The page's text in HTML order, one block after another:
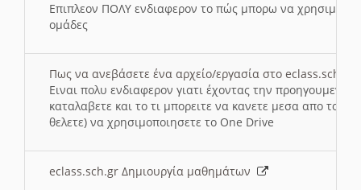
Επιπλεον ΠΟΛΥ ενδιαφερον το πώς μπορω να
ομάδες
Πως να ανεβάσετε ένα αρχείο/εργασία στο eclass.sch.gr
Ειναι πολυ ενδιαφερον γιατι έχοντας την
καταλαβετε και το τι μπορειτε να κανετε μεσα απο το
θελετε) να χρησιμοποιησετε το One Drive
eclass.sch.gr Δημιουργία μαθημάτων